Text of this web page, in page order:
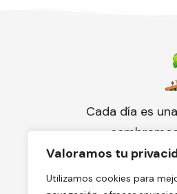
Valoramos tu
Utilizamos cookies para
Cada día es
cuidamos